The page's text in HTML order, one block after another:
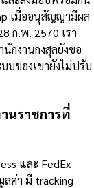
เมื่ออนุสัญญามีผล
ก.พ. 2570 เรา
กงานกงสุลยังขอ
บของเขายังไม่ปรับ
นราชการที่
และ FedEx
ค่า มี tracking